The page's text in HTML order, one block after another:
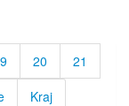
20
21
Kraj